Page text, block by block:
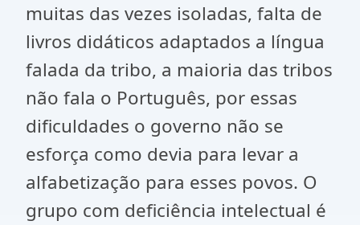
muitas das vezes isoladas, falta de
livros didáticos adaptados a língua
falada da tribo, a maioria das tribos
não fala o Português, por essas
dificuldades o governo não se
esforça como devia para levar a
alfabetização para esses povos. O
grupo com deficiência intelectual é